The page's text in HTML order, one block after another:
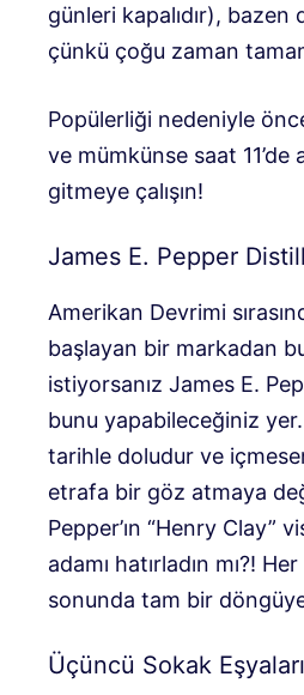
günleri kapalıdır), bazen
çünkü çoğu zaman
Popülerliği nedeniyle
ve mümkünse saat 11’de
gitmeye çalışın!
James E. Pepper
Amerikan Devrimi
başlayan bir markadan
istiyorsanız James E.
bunu yapabileceğiniz
tarihle doludur ve
etrafa bir göz atmaya
Pepper’ın “Henry Clay”
adamı hatırladın mı?!
sonunda tam bir
Üçüncü Sokak